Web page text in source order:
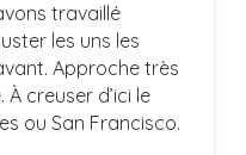
travaillé
les uns les
Approche très
creuser d’ici le
ou San Francisco.